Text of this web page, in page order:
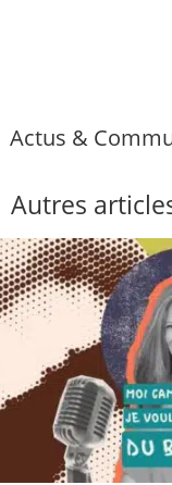
Actus &
Autres